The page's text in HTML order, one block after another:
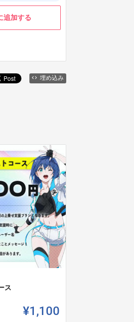
追加する
埋め込み
ス
¥1,100